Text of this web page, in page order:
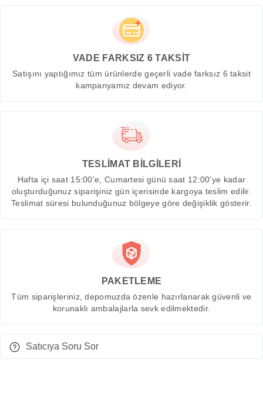
VADE FARKSIZ 6 TAKSİT
Satışını yaptığımız tüm ürünlerde geçerli vade farksız 6 taksit
kampanyamız devam ediyor.
TESLİMAT BİLGİLERİ
Hafta içi saat 15:00'e, Cumartesi günü saat 12:00'ye kadar
oluşturduğunuz siparişiniz gün içerisinde kargoya teslim edilir.
Teslimat süresi bulunduğunuz bölgeye göre değişiklik gösterir.
PAKETLEME
Tüm siparişleriniz, depomuzda özenle hazırlanarak güvenli ve
korunaklı ambalajlarla sevk edilmektedir.
Satıcıya Soru Sor